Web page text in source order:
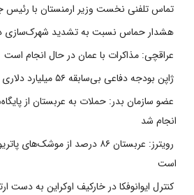
تماس تلفنی نخست وزیر ارمنستان با رئیس
هشدار حماس نسبت به تشدید شهرک‌سازی
عراقچی: مذاکرات با عمان در حال انجام است
ژاپن بودجه دفاعی بی‌سابقه ۵۶ میلیارد دلاری را در نظر دارد
عضو سازمان بدر: حملات به عربستان از
انجام شد
رویترز: عربستان ۸۶ درصد از
است
کنترل ایوانوفکا در خارکیف اوکراین به دست